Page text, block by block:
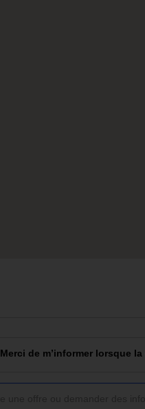
Merci de m’informer lorsque